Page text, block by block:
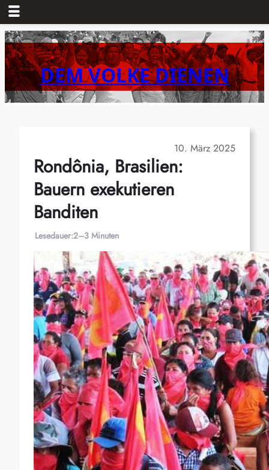
Zum
Inhalt
springenDEM VOLKE DIENEN
10. März 2025
Rondônia, Brasilien:
Bauern exekutieren
Banditen
Lesedauer:2–3 Minuten